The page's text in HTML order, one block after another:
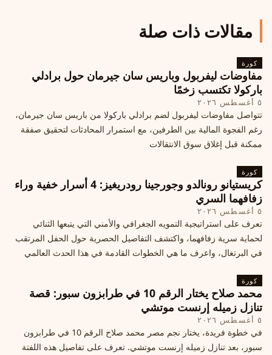
مقالات ذات صلة
كورة
مفاوضات ليفربول وباريس سان جيرمان حول برادلي
باركولا تكتسب زخمًا
٥ أغسطس ٢٠٢٦
تتواصل مفاوضات ليفربول لضم برادلي باركولا من باريس سان جيرمان،
رغم الفجوة المالية بين الطرفين، مع استمرار المحادثات لتحقيق صفقة
ممكنة قبل إغلاق سوق الانتقالات
كورة
كريستيانو رونالدو وجورجينا رودريغيز: 4 أسرار خفية وراء
زفافهما السري
٥ أغسطس ٢٠٢٦
تعرف على استراتيجية التمويه الجغرافي والأمني التي يتبعها الثنائي
لحماية سرية زفافهما، واكتشف التفاصيل الحصرية حول الحفل المرتقب
في البرتغال، واعرف ما هي الخطوات القادمة في هذا الحدث العالمي
كورة
محمد صلاح يختار الرقم 10 في طرابزون سبور: قصة
تنازل زميله إرنست موتشي
٥ أغسطس ٢٠٢٦
في خطوة فريدة، يختار نجم مصر محمد صلاح الرقم 10 في طرابزون
سبور، بعد تنازل زميله إرنست موتشي. تعرف على تفاصيل هذه اللفتة